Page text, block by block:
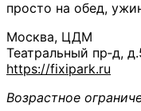
просто на обед,
Москва, ЦДМ
Театральный пр‑д,
https://fixipark.ru
Возрастное